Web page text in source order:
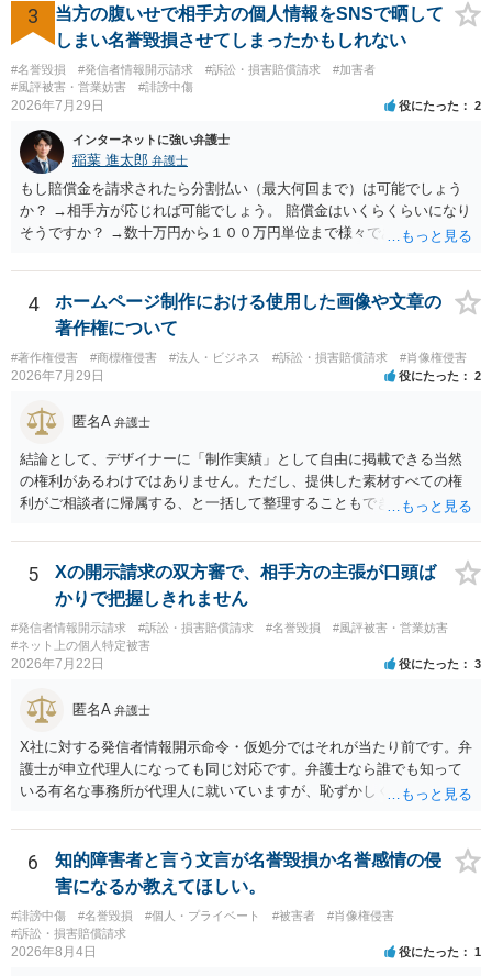
でしょうか？ →権利侵害や、名誉毀損・侮辱に該当する可能性が低い
ため、民事裁判や刑事裁判に発展することはあまり考えられないよう
に思われます。
3
当方の腹いせで相手方の個人情報をSNSで晒して
しまい名誉毀損させてしまったかもしれない
#名誉毀損 #発信者情報開示請求 #訴訟・損害賠償請求
#加害者
#風評被害・営業妨害
#誹謗中傷
2026年7月29日 役にたった 2
インターネットに強い弁護士
稲葉 進太郎 弁護士
もし賠償金を請求されたら分割払い（最大何回まで）は可能でしょう
か？ →相手方が応じれば可能でしょう。 賠償金はいくらくらいになり
そうですか？ →数十万円から１００万円単位まで様々であり、不明で
渉が行われ、双方合意に至れば支払が開始され、決裂して相手方が訴
訟提起を選択すれば訴訟の中で解決がなされる流れが通常です。
4
ホームページ制作における使用した画像や文章の
著作権について
#著作権侵害 #商標権侵害 #法人・ビジネス #訴訟・損害賠償請求 #肖像権侵害
2026年7月29日 役にたった 2
匿名A 弁護士
結論として、デザイナーに「制作実績」として自由に掲載できる当然
の権利があるわけではありません。ただし、提供した素材すべての権
利がご相談者に帰属する、と一括して整理することもできません。 ご
身が著作権者です。 他方、ブランド名、文字主体のロゴ、商品情報、
短いキャッチコピー、販売コンセプトなどは、通常、著作物には当た
りません。ただし、ロゴに独自の図形やイラスト等が含まれる場合に
は、その表現部分が著作物となる可能性があります。 また、人物写真
の著作権は撮影者に、肖像に関する権利は被写体本人に帰属します
（著作権法2条・17条）。 ウェブサイト全体に当然に著作権が生じる
等は別として、一般的なレイアウトや配色、依頼者から提供された素
材を希望に沿って配置した部分には、通常、著作物性は認められにく
いと考えられます。仮に具体的な画面構成の一部に創作性が認められ
ても、その権利は当該部分に限られ、ご相談者の写真や文章等を制作
実績として掲載する権限まで当然に生じるものではありません。 もっ
の同意があれば別です。また、単に制作を担当した事実を記載した
り、公開中のサイトへリンクしたりする行為まで当然に禁止できると
は限りません。 人物写真については、通常のSNSへの無断掲載と同
様、掲載目的、態様、必要性、本人の特定可能性等から判断されま
す。営業目的であり、本人も掲載を拒否していることは、違法性を認
める方向の事情となりますが、自動的に肖像権侵害となるわけではあ
りません。 まず、見積書、メール、チャット、デザイナーの利用規約
5
Xの開示請求の双方審で、相手方の主張が口頭ば
かりで把握しきれません
#発信者情報開示請求 #訴訟・損害賠償請求 #名誉毀損
#風評被害・営業妨害
#ネット上の個人特定被害
2026年7月22日 役にたった 3
匿名A 弁護士
X社に対する発信者情報開示命令・仮処分ではそれが当たり前です。弁
護士が申立代理人になっても同じ対応です。弁護士なら誰でも知って
いる有名な事務所が代理人に就いていますが、恥ずかしくないのだろ
6
知的障害者と言う文言が名誉毀損か名誉感情の侵
害になるか教えてほしい。
#誹謗中傷 #名誉毀損 #個人・プライベート #被害者
#肖像権侵害
#訴訟・損害賠償請求
2026年8月4日 役にたった 1